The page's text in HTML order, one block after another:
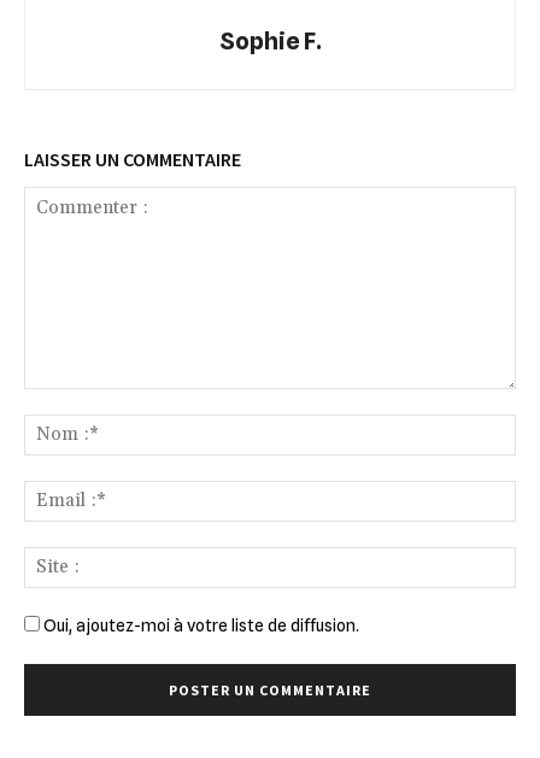
Sophie F.
LAISSER UN COMMENTAIRE
Oui, ajoutez-moi à votre liste de diffusion.